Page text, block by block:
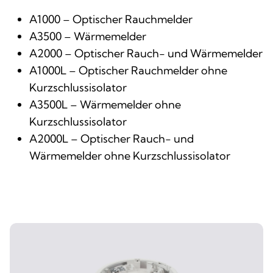
A1000 – Optischer Rauchmelder
A3500 – Wärmemelder
A2000 – Optischer Rauch- und Wärmemelder
A1000L – Optischer Rauchmelder ohne
Kurzschlussisolator
A3500L – Wärmemelder ohne
Kurzschlussisolator
A2000L – Optischer Rauch- und
Wärmemelder ohne Kurzschlussisolator